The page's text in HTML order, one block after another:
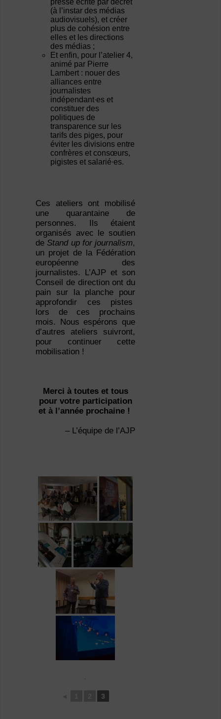
(à l’instar des médias
audiovisuels), et créer
plus de cohésion entre
elles et les directions
des médias ;
Et enfin, pour l’atelier 4,
animé par Pierre
Lambert : nouer des
alliances entre
journalistes
indépendant∙es et
constituer des
politiques de
transparence sur les
tarifs des piges, pour
éviter les divisions entre
confrères et consœurs,
pigistes et salarié∙es.
Ces ateliers ont mobilisé
une quarantaine de
personnes. Ils étaient
organisés avec le soutien
de Stand up for journalism,
un projet de la Fédération
européenne des
journalistes. L’AJP et son
Conseil de direction ont du
pain sur la planche pour
approfondir ces pistes
lors de ces prochains
mois. Nous espérons que
d’autres ateliers suivront,
pour continuer cette
mobilisation !
Merci à toutes et tous
pour votre participation
et à l’année prochaine !
– L’équipe de l’AJP
3